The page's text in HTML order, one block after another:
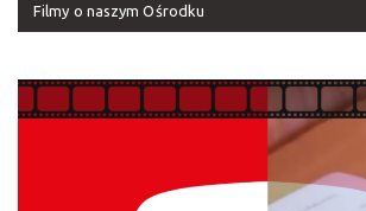
Filmy o naszym Ośrodku